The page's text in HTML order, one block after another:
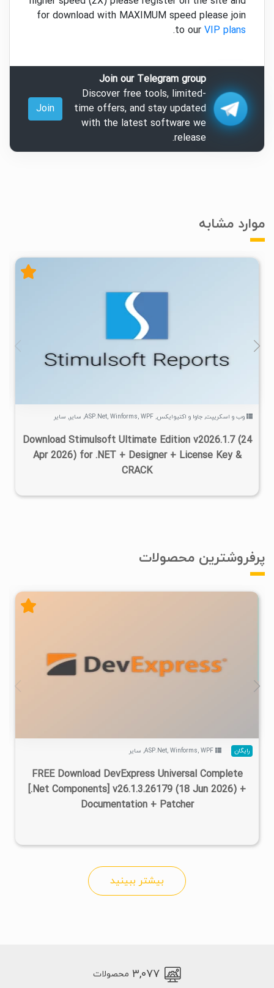
for download with MAXIMUM speed please join
to our VIP plans
.
Join our Telegram group
Discover free tools, limited-
time offers, and stay updated
with the latest software we
release.
Join
موارد مشابه
۱۴۰۵/۰۲/۲۷
وب و اسکریپت, جاوا و اکتیوایکس,
ASP.Net, Winforms, WPF
, سایر, سایر
Download Stimulsoft Ultimate Edition v2026.1.7 (24
Apr 2026) for .NET + Designer + License Key &
CRACK
پرفروشترین محصولات
۴۷۰K ۷۳۴K ۲
رایگان ASP.Net, Winforms, WPF
, سایر
FREE Download DevExpress Universal Complete
[.Net Components] v26.1.3.26179 (18 Jun 2026) +
Documentation + Patcher
بیشتر ببینید
۳,۰۷۷ محصولات